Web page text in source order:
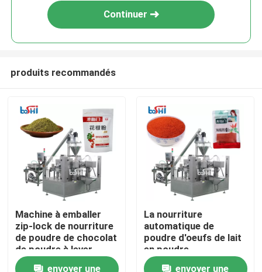
Domicile
Des produits
À propos de nous
Continuer
produits recommandés
Machine à emballer
zip-lock de nourriture
de poudre de chocolat
de poudre à lever
automatique de
envoyer une
La nourriture
automatique de
poudre d'oeufs de lait
en poudre
saupoudrent le
envoyer une